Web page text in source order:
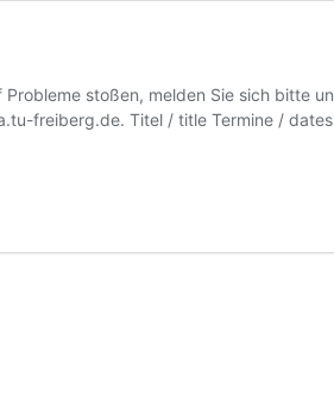
Probleme stoßen, melden Sie sich bitte
freiberg.de. Titel / title Termine /